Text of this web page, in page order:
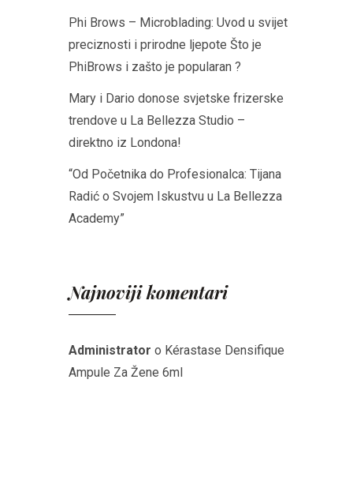
Phi Brows – Microblading: Uvod u svijet
preciznosti i prirodne ljepote Što je
PhiBrows i zašto je popularan ?
Mary i Dario donose svjetske frizerske
trendove u La Bellezza Studio –
direktno iz Londona!
“Od Početnika do Profesionalca: Tijana
Radić o Svojem Iskustvu u La Bellezza
Academy”
Najnoviji komentari
Administrator o Kérastase Densifique
Ampule Za Žene 6ml